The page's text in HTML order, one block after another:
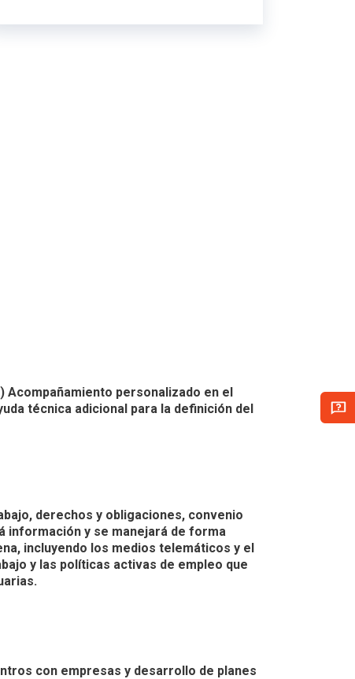
Acompañamiento personalizado en el
técnica adicional para la definición del
derechos y obligaciones, convenio
información y se manejará de forma
incluyendo los medios telemáticos y el
y las políticas activas de empleo que
con empresas y desarrollo de planes